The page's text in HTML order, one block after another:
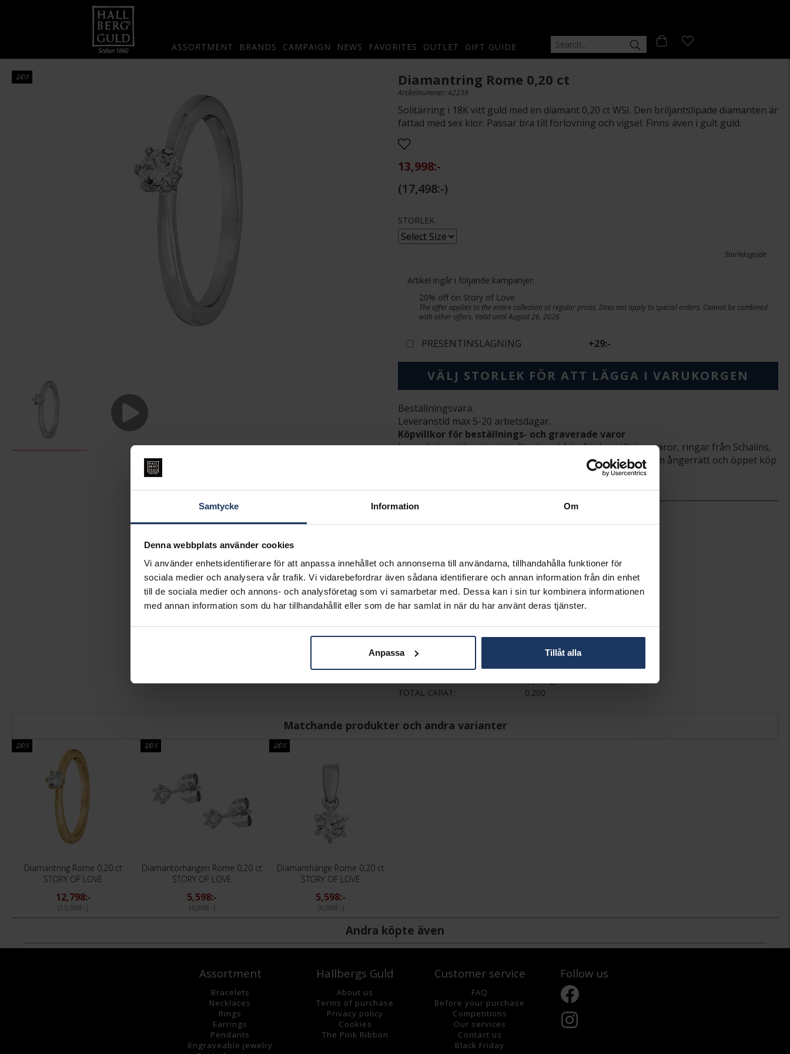
Samtycke Information Om
Denna webbplats använder cookies
Vi använder enhetsidentifierare för att anpassa innehållet och annonserna till användarna, tillhandahålla funktioner för
sociala medier och analysera vår trafik. Vi vidarebefordrar även sådana identifierare och annan information från din enhet
till de sociala medier och annons- och analysföretag som vi samarbetar med. Dessa kan i sin tur kombinera informationen
med annan information som du har tillhandahållit eller som de har samlat in när du har använt deras tjänster.
Anpassa Tillåt alla
ASSORTMENT BRANDS CAMPAIGN NEWS FAVORITES OUTLET GIFT GUIDE
20% Diamantring Rome 0,20 ct
Artikelnummer: 42238
Solitärring i 18K vitt guld med en diamant 0,20 ct WSI. Den briljantslipade diamanten är
fattad med sex klor. Passar bra till förlovning och vigsel. Finns även i gult guld.
13,998:-
17,498:-
STORLEK
Storleksguide
Artikel ingår i följande kampanjer:
20% off on Story of Love
The offer applies to the entire collection at regular prices. Does not apply to special orders. Cannot be combined
with other offers. Valid until August 26, 2026.
PRESENTINSLAGNING +29:-
VÄLJ STORLEK FÖR ATT LÄGGA I VARUKORGEN
Beställningsvara.
Leveranstid max 5-20 arbetsdagar.
Köpvillkor för beställnings- och graverade varor
Ingen bytesrätt, returrätt eller öppet köp för beställningsvaror, ringar från Schalins,
Flemming Uziel och Sarek samt graverade varor. Läs mer om ångerrätt och öppet köp
INFO
BREDD CA (MM)
HÖJD CA (MM)
1.5-4.9
MATERIAL
Vitt guld
ÄDELMETALL
18K Gold
STEN/PÄRLA
Diamant
DETALJER
Diamant
DIAMANTSLIPNING
Briljant
DIAMANTFÄRG
Wesselton (H)
DIAMANTKLARHET
VIKT CA (GRAM)
2,86
TOTAL CARAT
0.200
Matchande produkter och andra varianter
20%
Diamantring Rome 0,20 ct
STORY OF LOVE
12,798:-
15,998:-
20%
Diamantörhängen Rome 0,20 ct
STORY OF LOVE
5,598:-
6,998:-
20%
Diamanthänge Rome 0,20 ct
STORY OF LOVE
5,598:-
6,998:-
Andra köpte även
Assortment
Bracelets
Necklaces
Rings
Earrings
Pendants
Engraveable jewelry
Hallbergs Guld
About us
Terms of purchase
Privacy policy
Cookies
The Pink Ribbon
Customer service
FAQ
Before your purchase
Competitions
Our services
Contact us
Black Friday
Follow us